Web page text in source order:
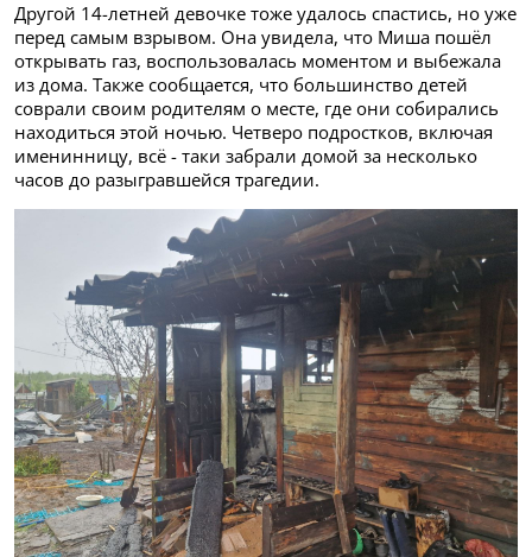
Другой 14-летней девочке тоже удалось спастись, но уже
перед самым взрывом. Она увидела, что Миша пошёл
открывать газ, воспользовалась моментом и выбежала
из дома. Также сообщается, что большинство детей
соврали своим родителям о месте, где они собирались
находиться этой ночью. Четверо подростков, включая
именинницу, всё - таки забрали домой за несколько
часов до разыгравшейся трагедии.